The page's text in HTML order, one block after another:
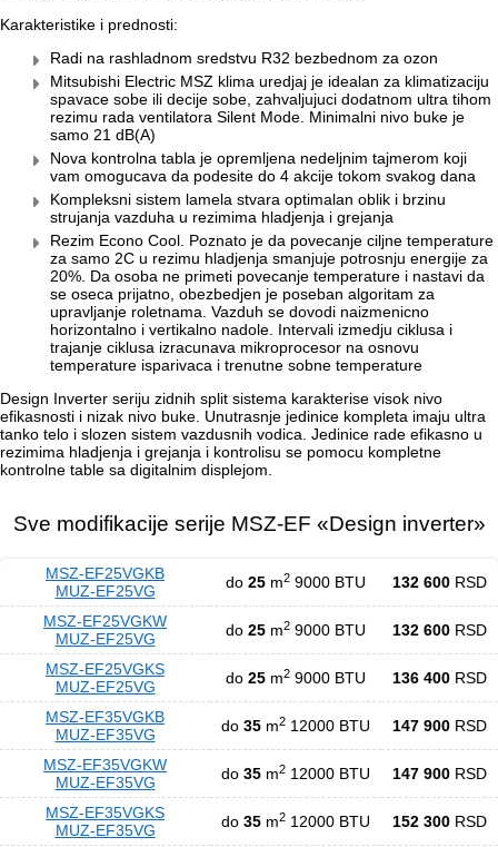
Karakteristike i prednosti:
Radi na rashladnom sredstvu R32 bezbednom za ozon
Mitsubishi Electric MSZ klima uredjaj je idealan za klimatizaciju
spavace sobe ili decije sobe, zahvaljujuci dodatnom ultra tihom
rezimu rada ventilatora Silent Mode. Minimalni nivo buke je
samo 21 dB(A)
Nova kontrolna tabla je opremljena nedeljnim tajmerom koji
vam omogucava da podesite do 4 akcije tokom svakog dana
Kompleksni sistem lamela stvara optimalan oblik i brzinu
strujanja vazduha u rezimima hladjenja i grejanja
Rezim Econo Cool. Poznato je da povecanje ciljne temperature
za samo 2C u rezimu hladjenja smanjuje potrosnju energije za
20%. Da osoba ne primeti povecanje temperature i nastavi da
se oseca prijatno, obezbedjen je poseban algoritam za
upravljanje roletnama. Vazduh se dovodi naizmenicno
horizontalno i vertikalno nadole. Intervali izmedju ciklusa i
trajanje ciklusa izracunava mikroprocesor na osnovu
temperature isparivaca i trenutne sobne temperature
Design Inverter seriju zidnih split sistema karakterise visok nivo
efikasnosti i nizak nivo buke. Unutrasnje jedinice kompleta imaju ultra
tanko telo i slozen sistem vazdusnih vodica. Jedinice rade efikasno u
rezimima hladjenja i grejanja i kontrolisu se pomocu kompletne
kontrolne table sa digitalnim displejom.
Sve modifikacije serije MSZ-EF «Design inverter»
MSZ-EF25VGKB
MUZ-EF25VG
do 25 m2 9000 BTU 132 600 RSD
MSZ-EF25VGKW
MUZ-EF25VG
do 25 m2 9000 BTU 132 600 RSD
MSZ-EF25VGKS
MUZ-EF25VG
do 25 m2 9000 BTU 136 400 RSD
MSZ-EF35VGKB
MUZ-EF35VG
do 35 m2 12000 BTU 147 900 RSD
MSZ-EF35VGKW
MUZ-EF35VG
do 35 m2 12000 BTU 147 900 RSD
MSZ-EF35VGKS
MUZ-EF35VG
do 35 m2 12000 BTU 152 300 RSD